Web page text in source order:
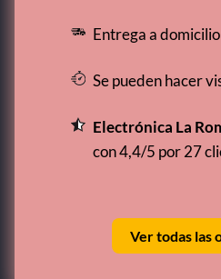
Entrega a
Se pueden hacer
Electrónica La
con 4,4/5 por 27
Ver todas las